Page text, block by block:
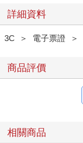
詳細資料
3C ＞ 電子票證 ＞
商品評價
相關商品